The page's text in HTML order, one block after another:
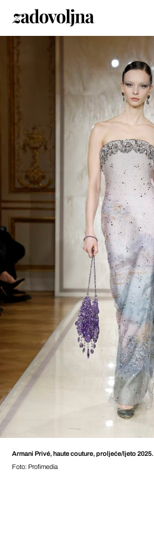
Armani Privé, haute couture, proljeće/ljeto 2025.
Foto: Profimedia